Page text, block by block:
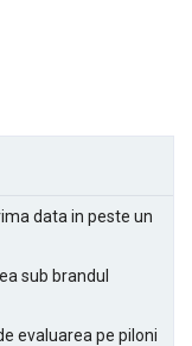
data in peste un
sub brandul
evaluarea pe piloni